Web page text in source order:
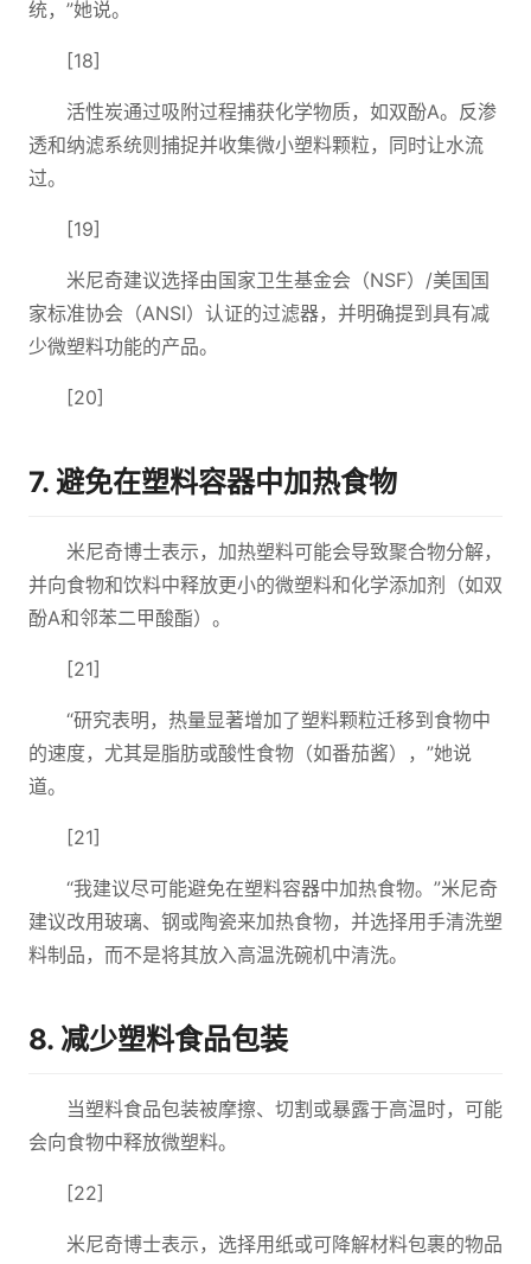
统，”她说。
[18]
活性炭通过吸附过程捕获化学物质，如双酚A。反渗
透和纳滤系统则捕捉并收集微小塑料颗粒，同时让水流
过。
[19]
米尼奇建议选择由国家卫生基金会（NSF）/美国国
家标准协会（ANSI）认证的过滤器，并明确提到具有减
少微塑料功能的产品。
[20]
7. 避免在塑料容器中加热食物
米尼奇博士表示，加热塑料可能会导致聚合物分解，
并向食物和饮料中释放更小的微塑料和化学添加剂（如双
酚A和邻苯二甲酸酯）。
[21]
“研究表明，热量显著增加了塑料颗粒迁移到食物中
的速度，尤其是脂肪或酸性食物（如番茄酱），”她说
道。
[21]
“我建议尽可能避免在塑料容器中加热食物。”米尼奇
建议改用玻璃、钢或陶瓷来加热食物，并选择用手清洗塑
料制品，而不是将其放入高温洗碗机中清洗。
8. 减少塑料食品包装
当塑料食品包装被摩擦、切割或暴露于高温时，可能
会向食物中释放微塑料。
[22]
米尼奇博士表示，选择用纸或可降解材料包裹的物品